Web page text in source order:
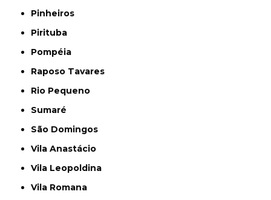
Pinheiros
Pirituba
Pompéia
Raposo Tavares
Rio Pequeno
Sumaré
São Domingos
Vila Anastácio
Vila Leopoldina
Vila Romana